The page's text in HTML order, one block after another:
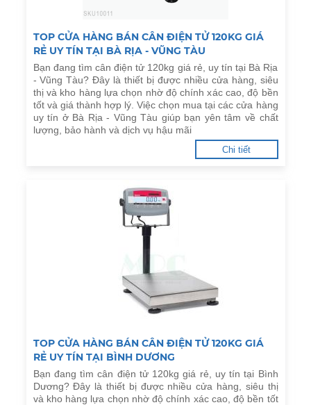
TOP CỬA HÀNG BÁN CÂN ĐIỆN TỬ 120KG GIÁ
RẺ UY TÍN TẠI BÀ RỊA - VŨNG TÀU
Bạn đang tìm cân điện tử 120kg giá rẻ, uy tín tại Bà Rịa
- Vũng Tàu? Đây là thiết bị được nhiều cửa hàng, siêu
thị và kho hàng lựa chọn nhờ độ chính xác cao, độ bền
tốt và giá thành hợp lý. Việc chọn mua tại các cửa hàng
uy tín ở Bà Rịa - Vũng Tàu giúp bạn yên tâm về chất
lượng, bảo hành và dịch vụ hậu mãi
Chi tiết
TOP CỬA HÀNG BÁN CÂN ĐIỆN TỬ 120KG GIÁ
RẺ UY TÍN TẠI BÌNH DƯƠNG
Bạn đang tìm cân điện tử 120kg giá rẻ, uy tín tại Bình
Dương? Đây là thiết bị được nhiều cửa hàng, siêu thị
và kho hàng lựa chọn nhờ độ chính xác cao, độ bền tốt